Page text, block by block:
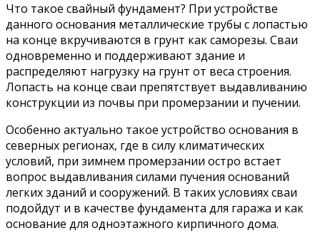
Что такое свайный фундамент? При устройстве
данного основания металлические трубы с лопастью
на конце вкручиваются в грунт как саморезы. Сваи
одновременно и поддерживают здание и
распределяют нагрузку на грунт от веса строения.
Лопасть на конце сваи препятствует выдавливанию
конструкции из почвы при промерзании и пучении.
Особенно актуально такое устройство основания в
северных регионах, где в силу климатических
условий, при зимнем промерзании остро встает
вопрос выдавливания силами пучения оснований
легких зданий и сооружений. В таких условиях сваи
подойдут и в качестве фундамента для гаража и как
основание для одноэтажного кирпичного дома.